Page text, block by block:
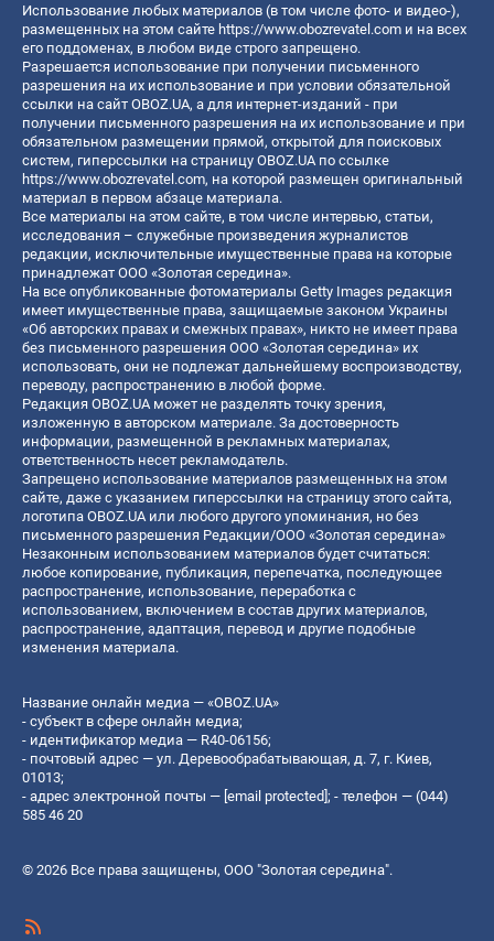
Использование любых материалов (в том числе фото- и видео-),
размещенных на этом сайте https://www.obozrevatel.com и на всех
его поддоменах, в любом виде строго запрещено.
Разрешается использование при получении письменного
разрешения на их использование и при условии обязательной
ссылки на сайт OBOZ.UA, а для интернет-изданий - при
получении письменного разрешения на их использование и при
обязательном размещении прямой, открытой для поисковых
систем, гиперссылки на страницу OBOZ.UA по ссылке
https://www.obozrevatel.com, на которой размещен оригинальный
материал в первом абзаце материала.
Все материалы на этом сайте, в том числе интервью, статьи,
исследования – служебные произведения журналистов
редакции, исключительные имущественные права на которые
принадлежат ООО «Золотая середина».
На все опубликованные фотоматериалы Getty Images редакция
имеет имущественные права, защищаемые законом Украины
«Об авторских правах и смежных правах», никто не имеет права
без письменного разрешения ООО «Золотая середина» их
использовать, они не подлежат дальнейшему воспроизводству,
переводу, распространению в любой форме.
Редакция OBOZ.UA может не разделять точку зрения,
изложенную в авторском материале. За достоверность
информации, размещенной в рекламных материалах,
ответственность несет рекламодатель.
Запрещено использование материалов размещенных на этом
сайте, даже с указанием гиперссылки на страницу этого сайта,
логотипа OBOZ.UA или любого другого упоминания, но без
письменного разрешения Редакции/ООО «Золотая середина»
Незаконным использованием материалов будет считаться:
любое копирование, публикация, перепечатка, последующее
распространение, использование, переработка с
использованием, включением в состав других материалов,
распространение, адаптация, перевод и другие подобные
изменения материала.
Название онлайн медиа — «OBOZ.UA»
- субъект в сфере онлайн медиа;
- идентификатор медиа — R40-06156;
- почтовый адрес — ул. Деревообрабатывающая, д. 7, г. Киев,
01013;
- адрес электронной почты — [email protected] ; - телефон — (044)
585 46 20
© 2026 Все права защищены, ООО "Золотая середина".